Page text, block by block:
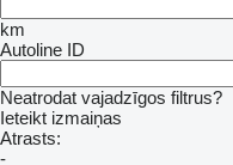
km
Autoline ID
Neatrodat vajadzīgos filtrus?
Ieteikt izmaiņas
Atrasts:
-